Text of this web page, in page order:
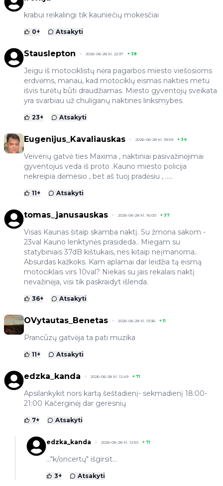
krabui reikalingi tik kauniečių mokesčiai
0+ Atsakyti
Stauslepton 2026-06-28 kl. 22:37 + 38
Jeigu iš motociklistų nėra pagarbos miesto viešosioms
erdvėms, manau, kad motociklų eismas nakties metu
išvis turėtų būti draudžiamas. Miesto gyventojų sveikata
yra svarbiau už chuliganų naktines linksmybes.
23+ Atsakyti
Eugenijus_Kavaliauskas 2026-06-28 kl. 18:59 + 34
Veiverių gatvė ties Maxima , naktiniai pasivažinėjimai
gyventojus veda iš proto .Kauno miesto policija
nekreipia dėmesio , bet aš tuoj pradėsiu , .....
11+ Atsakyti
tomas_janusauskas 2026-06-28 kl. 16:00 + 37
Visas Kaunas šitaip skamba naktį. Su žmona sakom -
23val Kauno lenktynės prasideda.. Miegam su
statybiniais 37dB kištukais, nes kitaip neįmanoma..
Absurdas kažkoks. Kam aplamai dar leidžia tą eismą
motociklais virs 10val? Niekas su jais rekalais naktį
nevažinėja, visi tik paskraidyt išlenda.
36+ Atsakyti
OVytautas_Benetas 2026-06-28 kl. 13:36 +11
Prancūzų gatvėja ta pati muzika
11+ Atsakyti
edzka_kanda 2026-06-28 kl. 12:49 + 71
Apsilankykit nors kartą šeštadienį- sekmadienį 18:00-
21:00 Kačerginėj dar geresnių
7+ Atsakyti
edzka_kanda 2026-06-28 kl. 12:50 + 71
..."k/oncertų" išgirsit...
3+ Atsakyti